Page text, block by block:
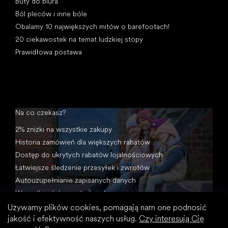
Używamy plików cookies, pomagają nam one podnosić
jakość i efektywność naszych usług. Czy interesują Cię
Ból pleców i inne bóle
Obalamy 10 największych mitów o barefootach!
20 ciekawostek na temat ludzkiej stopy
Prawidłowa postawa
Na co czekasz?
2% zniżki na wszystkie zakupy
Historia zamówień dla większych rabatów
Dostęp do ukrytych rabatów lojalnościowych
Łatwiejsze śledzenie przesyłek i zwrotów
Autouzupełnianie zapisanych danych
Wszystkie dokumenty w jednym miejscu